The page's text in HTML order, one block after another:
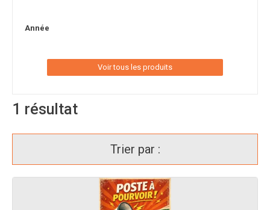
Année
Voir tous les produits
1 résultat
Trier par :